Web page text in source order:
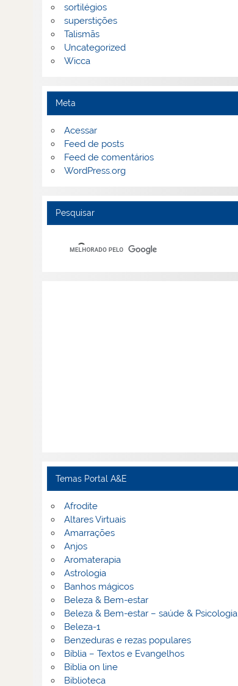
sortilégios
superstições
Talismãs
Uncategorized
Wicca
Meta
Acessar
Feed de posts
Feed de comentários
WordPress.org
Pesquisar
Temas Portal A&E
Afrodite
Altares Virtuais
Amarrações
Anjos
Aromaterapia
Astrologia
Banhos mágicos
Beleza & Bem-estar
Beleza & Bem-estar – saúde & Psicologia
Beleza-1
Benzeduras e rezas populares
Bíblia – Textos e Evangelhos
Biblia on line
Biblioteca